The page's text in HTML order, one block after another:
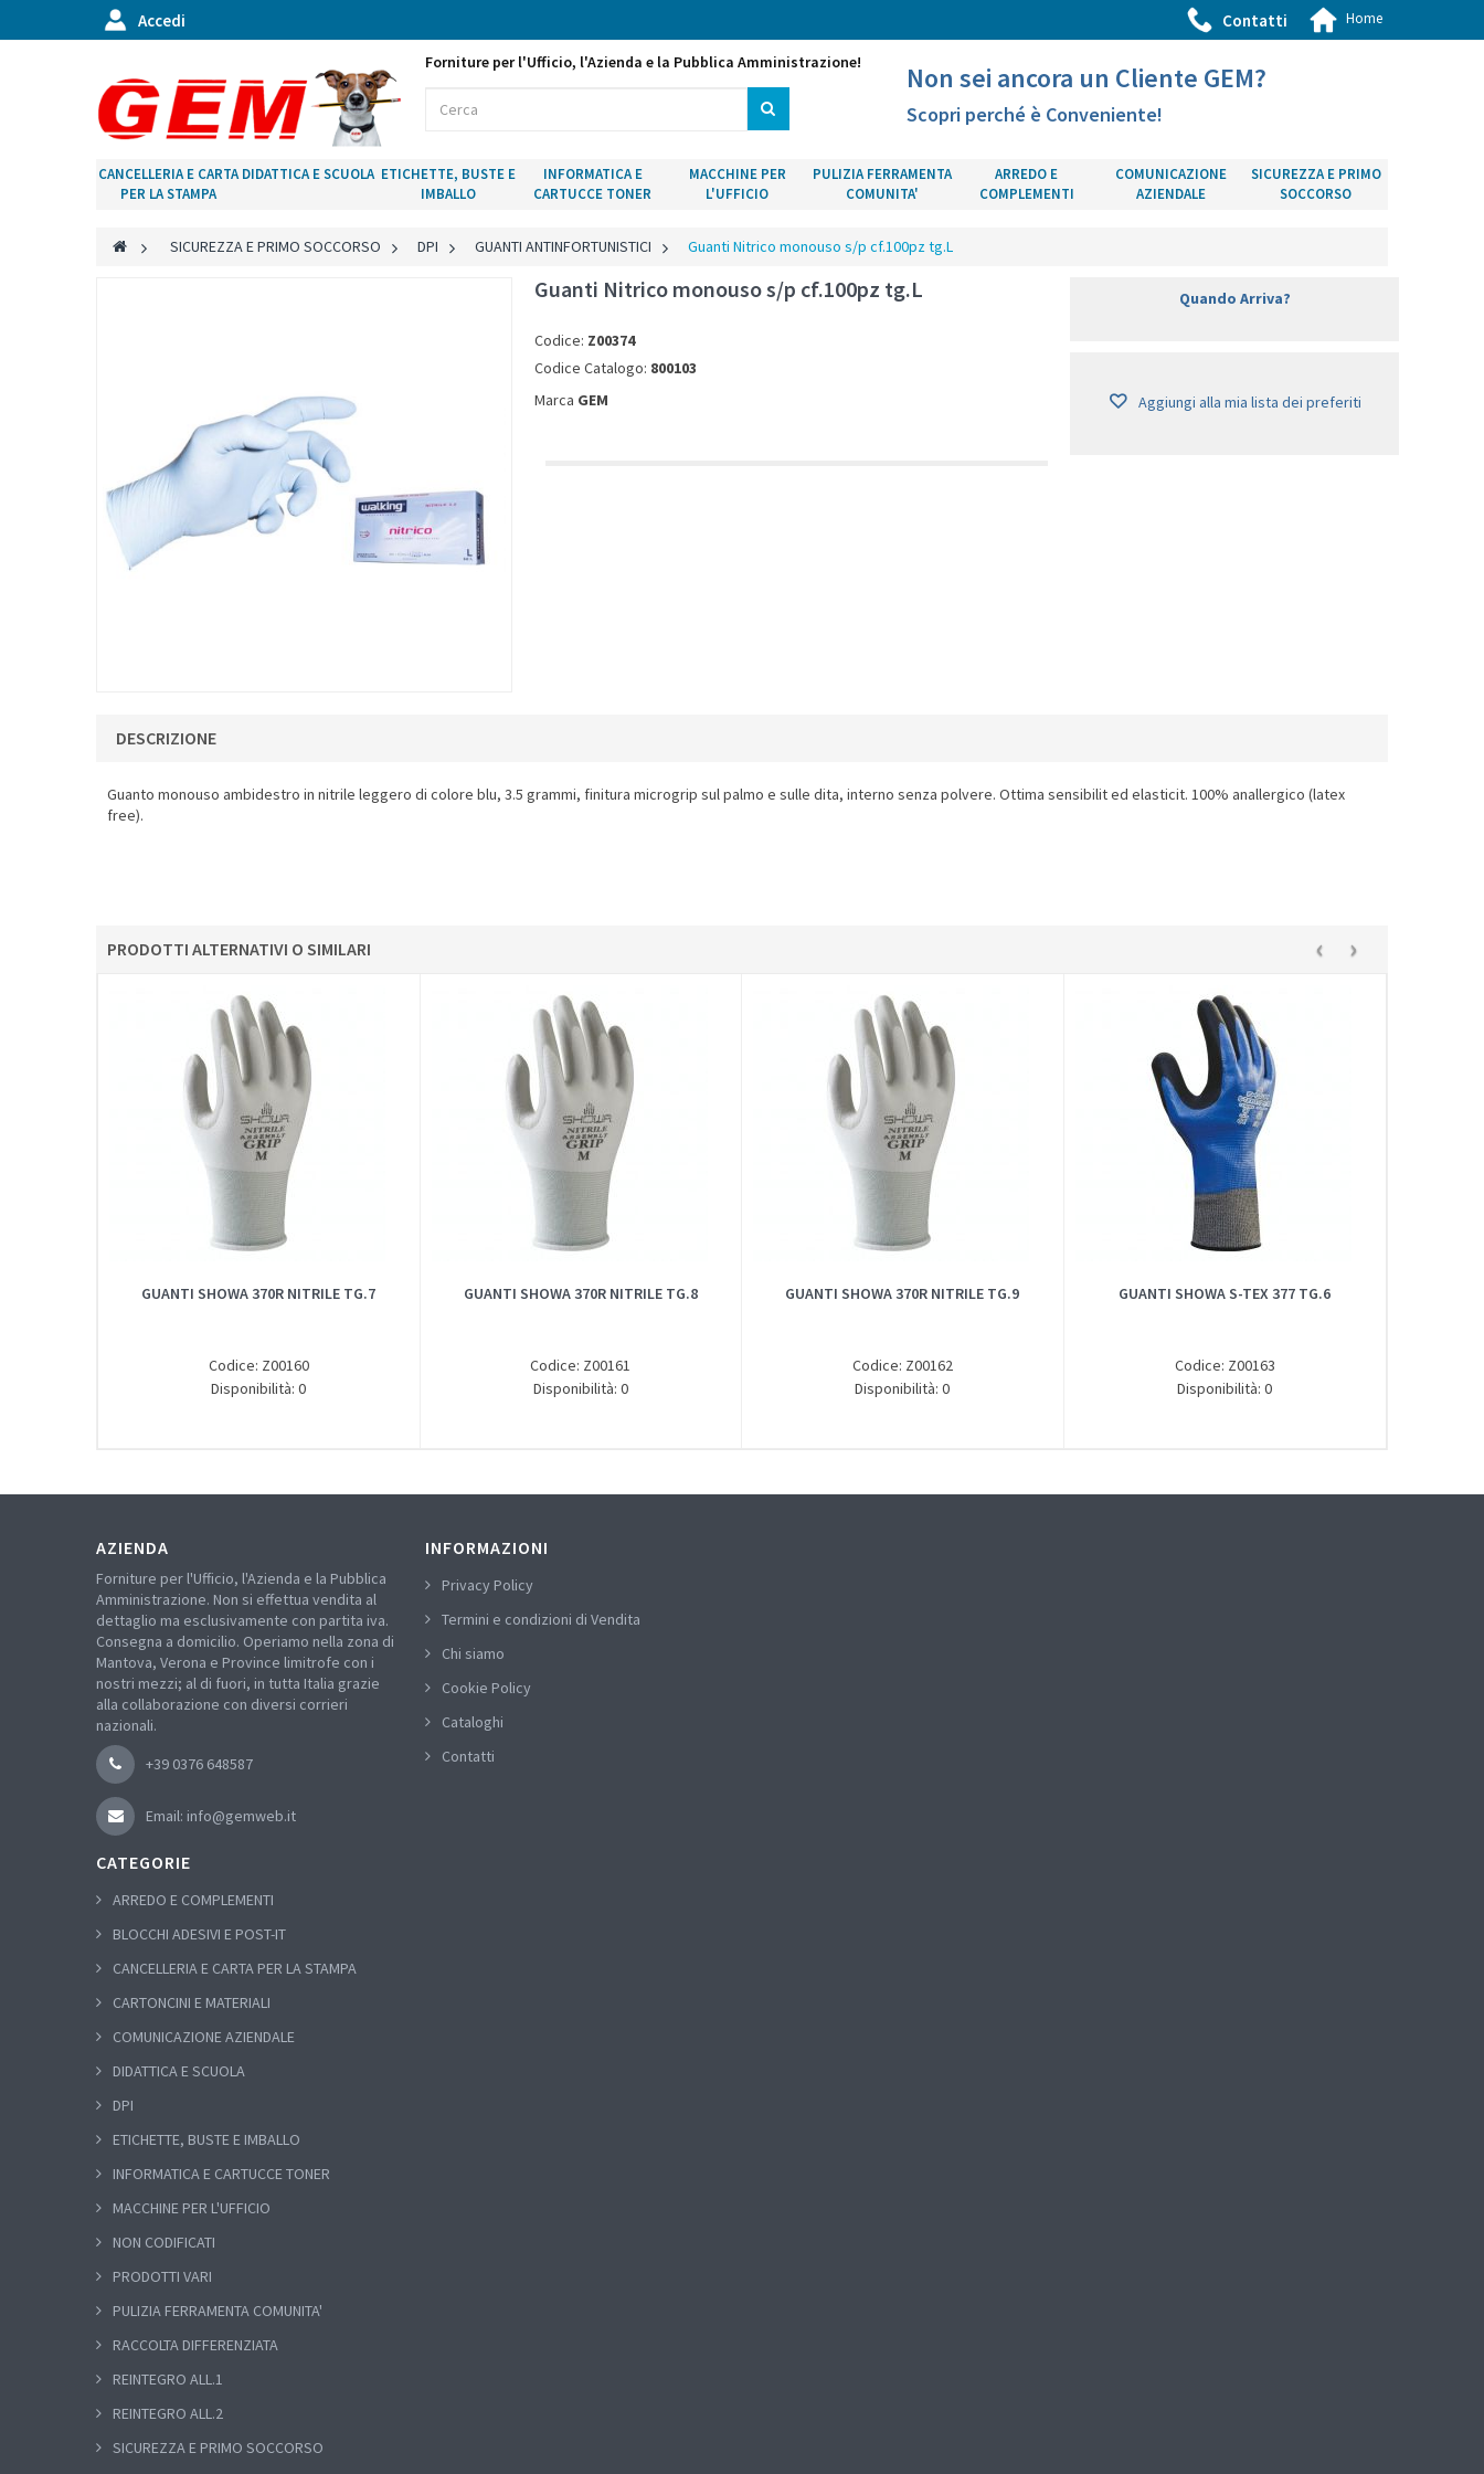
Accedi Contatti Home
Forniture per l'Ufficio, l'Azienda e la Pubblica Amministrazione! Non sei ancora un Cliente GEM?
Scopri perché è Conveniente!
CANCELLERIA E CARTA
PER LA STAMPA
DIDATTICA E SCUOLA ETICHETTE, BUSTE E
IMBALLO
INFORMATICA E
CARTUCCE TONER
MACCHINE PER
L'UFFICIO
PULIZIA FERRAMENTA
COMUNITA'
ARREDO E
COMPLEMENTI
COMUNICAZIONE
AZIENDALE
SICUREZZA E PRIMO
SOCCORSO
> SICUREZZA E PRIMO SOCCORSO > DPI > GUANTI ANTINFORTUNISTICI > Guanti Nitrico monouso s/p cf.100pz tg.L
Guanti Nitrico monouso s/p cf.100pz tg.L
Codice: Z00374
Codice Catalogo: 800103
Marca GEM
Quando Arriva?
Aggiungi alla mia lista dei preferiti
DESCRIZIONE
Guanto monouso ambidestro in nitrile leggero di colore blu, 3.5 grammi, finitura microgrip sul palmo e sulle dita, interno senza polvere. Ottima sensibilit ed elasticit. 100% anallergico (latex
free).
PRODOTTI ALTERNATIVI O SIMILARI ‹ ›
GUANTI SHOWA 370R NITRILE TG.7
Codice: Z00160
Disponibilità: 0
GUANTI SHOWA 370R NITRILE TG.8
Codice: Z00161
Disponibilità: 0
GUANTI SHOWA 370R NITRILE TG.9
Codice: Z00162
Disponibilità: 0
GUANTI SHOWA S-TEX 377 TG.6
Codice: Z00163
Disponibilità: 0
AZIENDA
Forniture per l'Ufficio, l'Azienda e la Pubblica
Amministrazione. Non si effettua vendita al
dettaglio ma esclusivamente con partita iva.
Consegna a domicilio. Operiamo nella zona di
Mantova, Verona e Province limitrofe con i
nostri mezzi; al di fuori, in tutta Italia grazie
alla collaborazione con diversi corrieri
nazionali.
+39 0376 648587
Email: info@gemweb.it
INFORMAZIONI
Privacy Policy
Termini e condizioni di Vendita
Chi siamo
Cookie Policy
Cataloghi
Contatti
CATEGORIE
ARREDO E COMPLEMENTI
BLOCCHI ADESIVI E POST-IT
CANCELLERIA E CARTA PER LA STAMPA
CARTONCINI E MATERIALI
COMUNICAZIONE AZIENDALE
DIDATTICA E SCUOLA
DPI
ETICHETTE, BUSTE E IMBALLO
INFORMATICA E CARTUCCE TONER
MACCHINE PER L'UFFICIO
NON CODIFICATI
PRODOTTI VARI
PULIZIA FERRAMENTA COMUNITA'
RACCOLTA DIFFERENZIATA
REINTEGRO ALL.1
REINTEGRO ALL.2
SICUREZZA E PRIMO SOCCORSO